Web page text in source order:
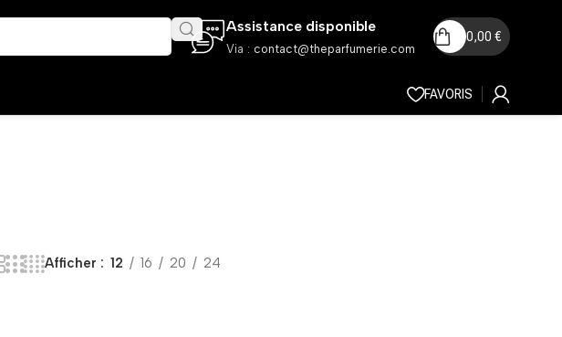
Assistance disponible
Via : contact@theparfumerie.com
0,00 €
FAVORIS
Afficher 12 16 20 24